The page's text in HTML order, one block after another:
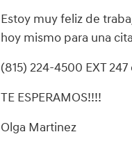
Estoy muy feliz de
hoy mismo para una
(815) 224-4500 EXT
TE ESPERAMOS!!!!
Olga Martinez